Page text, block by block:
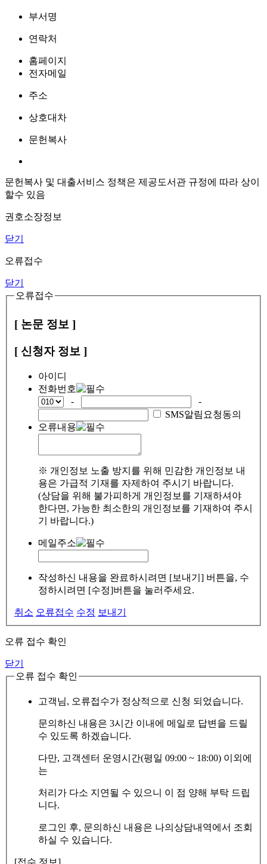
부서명
연락처
홈페이지
전자메일
주소
상호대차
문헌복사
문헌복사 및 대출서비스 정책은 제공도서관 규정에 따라 상이
할수 있음
권호소장정보
닫기
오류접수
닫기
오류접수
[ 논문 정보 ]
[ 신청자 정보 ]
아이디
전화번호
-
-
SMS알림요청동의
오류내용
※ 개인정보 노출 방지를 위해 민감한 개인정보 내
용은 가급적 기재를 자제하여 주시기 바랍니다.
(상담을 위해 불가피하게 개인정보를 기재하셔야
한다면, 가능한 최소한의 개인정보를 기재하여 주시
기 바랍니다.)
메일주소
작성하신 내용을 완료하시려면 [보내기] 버튼을, 수
정하시려면 [수정]버튼을 눌러주세요.
취소 오류접수 수정 보내기
오류 접수 확인
닫기
오류 접수 확인
고객님, 오류접수가 정상적으로 신청 되었습니다.
문의하신 내용은 3시간 이내에 메일로 답변을 드릴
수 있도록 하겠습니다.
다만, 고객센터 운영시간(평일 09:00 ~ 18:00) 이외에
는
처리가 다소 지연될 수 있으니 이 점 양해 부탁 드립
니다.
로그인 후, 문의하신 내용은 나의상담내역에서 조회
하실 수 있습니다.